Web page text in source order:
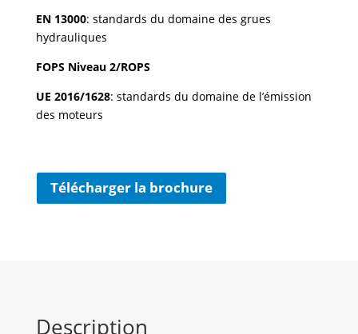
EN 13000: standards du domaine des grues
hydrauliques
FOPS Niveau 2/ROPS
UE 2016/1628: standards du domaine de l’émission
des moteurs
Télécharger la brochure
Description